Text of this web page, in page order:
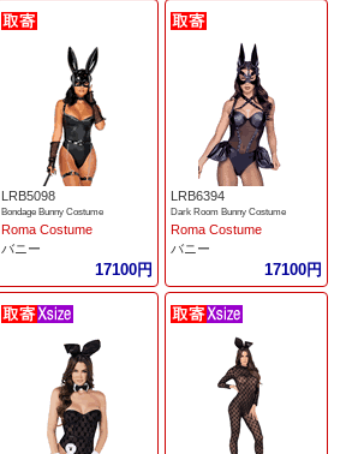
LRB5098
Bondage Bunny Costume
Roma Costume
バニー
17100円
LRB6394
Dark Room Bunny Costume
Roma Costume
バニー
17100円